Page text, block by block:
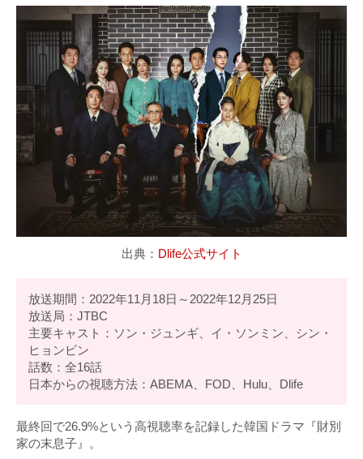
出典： Dlife公式サイト
放送期間：2022年11月18日～2022年12月25日
放送局：JTBC
主要キャスト：ソン・ジュンギ、イ・ソンミン、シン・
ヒョンビン
話数：全16話
日本からの視聴方法：ABEMA、FOD、Hulu、Dlife
最終回で26.9%という高視聴率を記録した韓国ドラマ『財別
家の末息子』。